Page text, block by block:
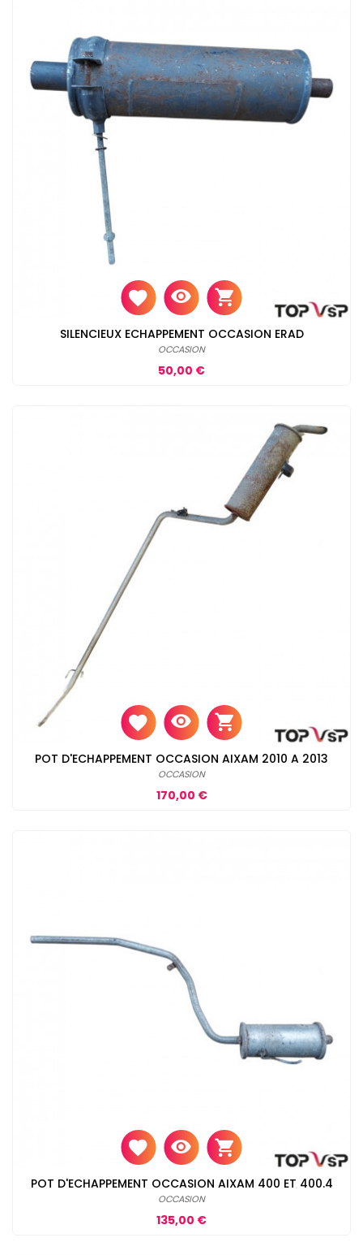
SILENCIEUX ECHAPPEMENT OCCASION ERAD
OCCASION
Prix
50,00 €
POT D'ECHAPPEMENT OCCASION AIXAM 2010 A 2013
OCCASION
Prix
170,00 €
POT D'ECHAPPEMENT OCCASION AIXAM 400 ET 400.4
OCCASION
Prix
135,00 €